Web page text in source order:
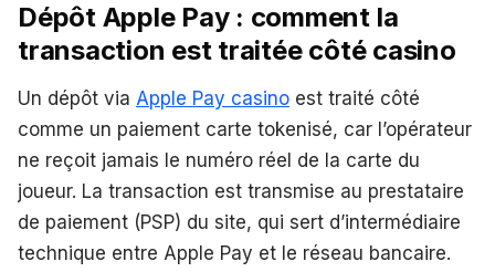
Dépôt Apple Pay : comment la
transaction est traitée côté casino
Un dépôt via Apple Pay casino est traité côté
comme un paiement carte tokenisé, car l’opérateur
ne reçoit jamais le numéro réel de la carte du
joueur. La transaction est transmise au prestataire
de paiement (PSP) du site, qui sert d’intermédiaire
technique entre Apple Pay et le réseau bancaire.